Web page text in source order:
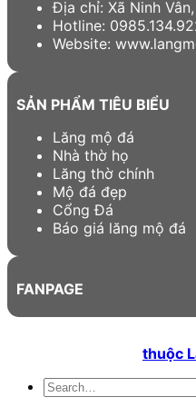
Địa chỉ: Xã Ninh
Hotline:
Website:
SẢN PHẨM TIÊU BIỂU
Lăng mộ đá
Nhà thờ họ
Lăng thờ chính
Mộ đá đẹp
Cổng Đá
Báo giá lăng mộ đá
FANPAGE
thuộc
Search